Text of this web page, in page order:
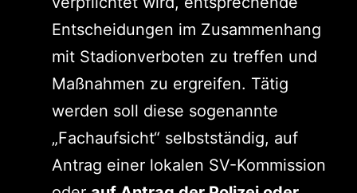
Entscheidungen im Zusammenhang
mit Stadionverboten zu treffen und
Maßnahmen zu ergreifen. Tätig
werden soll diese sogenannte
„Fachaufsicht“ selbstständig, auf
Antrag einer lokalen SV-Kommission